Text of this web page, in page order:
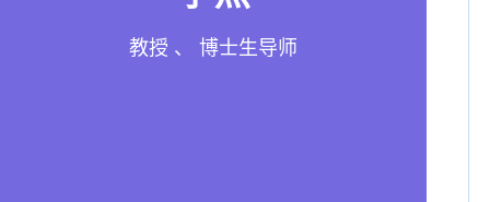
教授 、 博士生导师